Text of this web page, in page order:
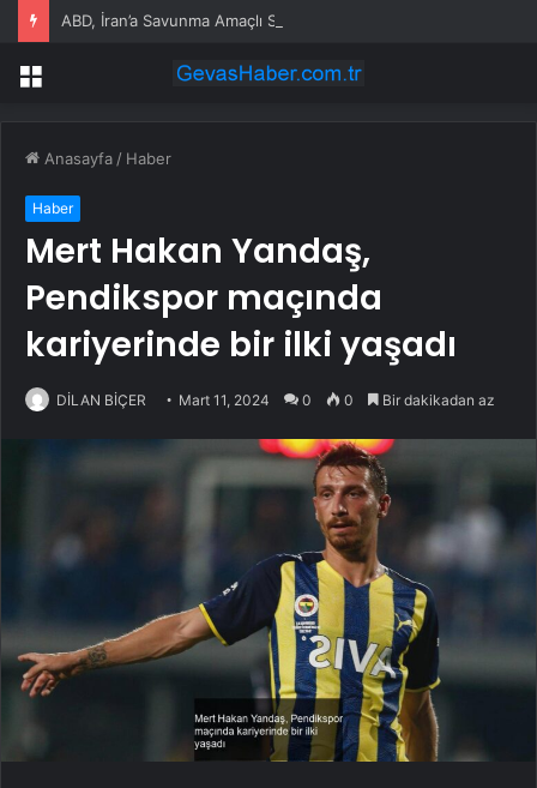
ABD, İran’a Savunma Amaçlı Saldırılar Düzenledi
Menü
Anasayfa / Haber
Haber
Mert Hakan Yandaş,
Pendikspor maçında
kariyerinde bir ilki yaşadı
DİLAN BİÇER Mart 11, 2024 0 0 Bir dakikadan az